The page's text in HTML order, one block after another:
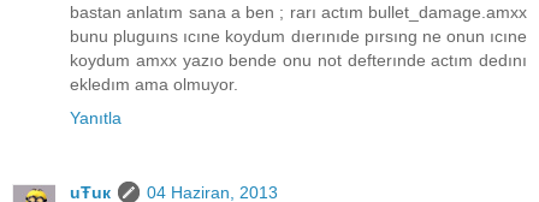
bastan anlatım sana a ben ; rarı actım bullet_damage.amxx
bunu pluguıns ıcıne koydum dıerınıde pırsıng ne onun ıcıne
koydum amxx yazıo bende onu not defterınde actım dedını
ekledım ama olmuyor.
Yanıtla
uŦuк
04 Haziran, 2013